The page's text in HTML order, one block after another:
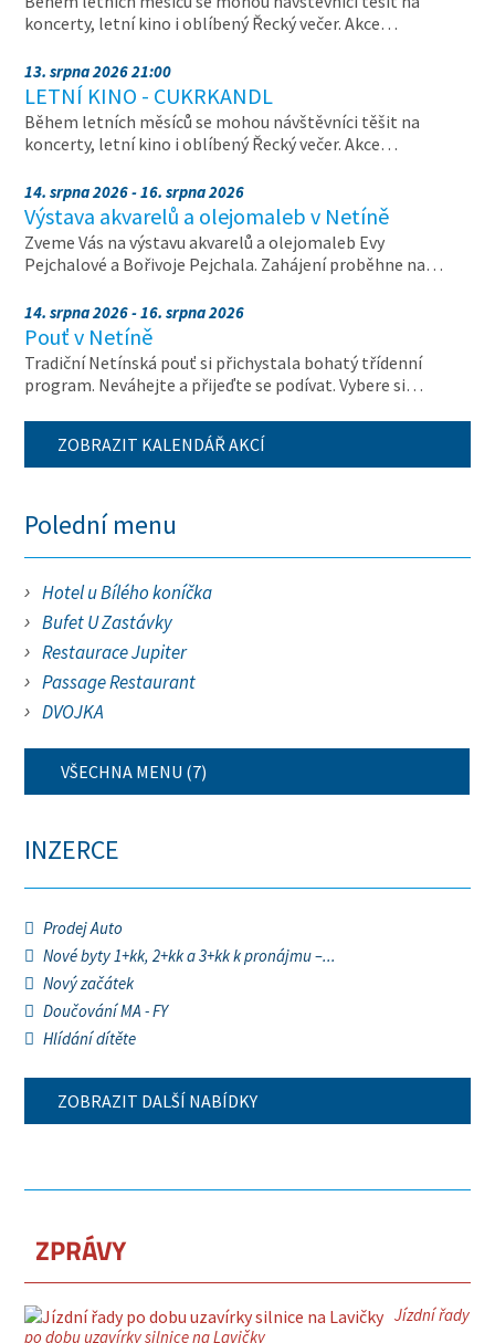
koncerty, letní kino i oblíbený Řecký večer. Akce…
13. srpna 2026 21:00
LETNÍ KINO - CUKRKANDL
Během letních měsíců se mohou návštěvníci těšit na
koncerty, letní kino i oblíbený Řecký večer. Akce…
14. srpna 2026 - 16. srpna 2026
Výstava akvarelů a olejomaleb v Netíně
Zveme Vás na výstavu akvarelů a olejomaleb Evy
Pejchalové a Bořivoje Pejchala. Zahájení proběhne na…
14. srpna 2026 - 16. srpna 2026
Pouť v Netíně
Tradiční Netínská pouť si přichystala bohatý třídenní
program. Neváhejte a přijeďte se podívat. Vybere si…
ZOBRAZIT KALENDÁŘ AKCÍ
Polední menu
Hotel u Bílého koníčka
Bufet U Zastávky
Restaurace Jupiter
Passage Restaurant
DVOJKA
VŠECHNA MENU (7)
INZERCE
Prodej Auto
Nové byty 1+kk, 2+kk a 3+kk k pronájmu –...
Nový začátek
Doučování MA - FY
Hlídání dítěte
ZOBRAZIT DALŠÍ NABÍDKY
ZPRÁVY
Jízdní řady
po dobu uzavírky silnice na Lavičky